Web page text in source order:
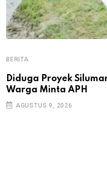
BERITA
Diduga Proyek
Warga Minta APH
AGUSTUS 9, 2026